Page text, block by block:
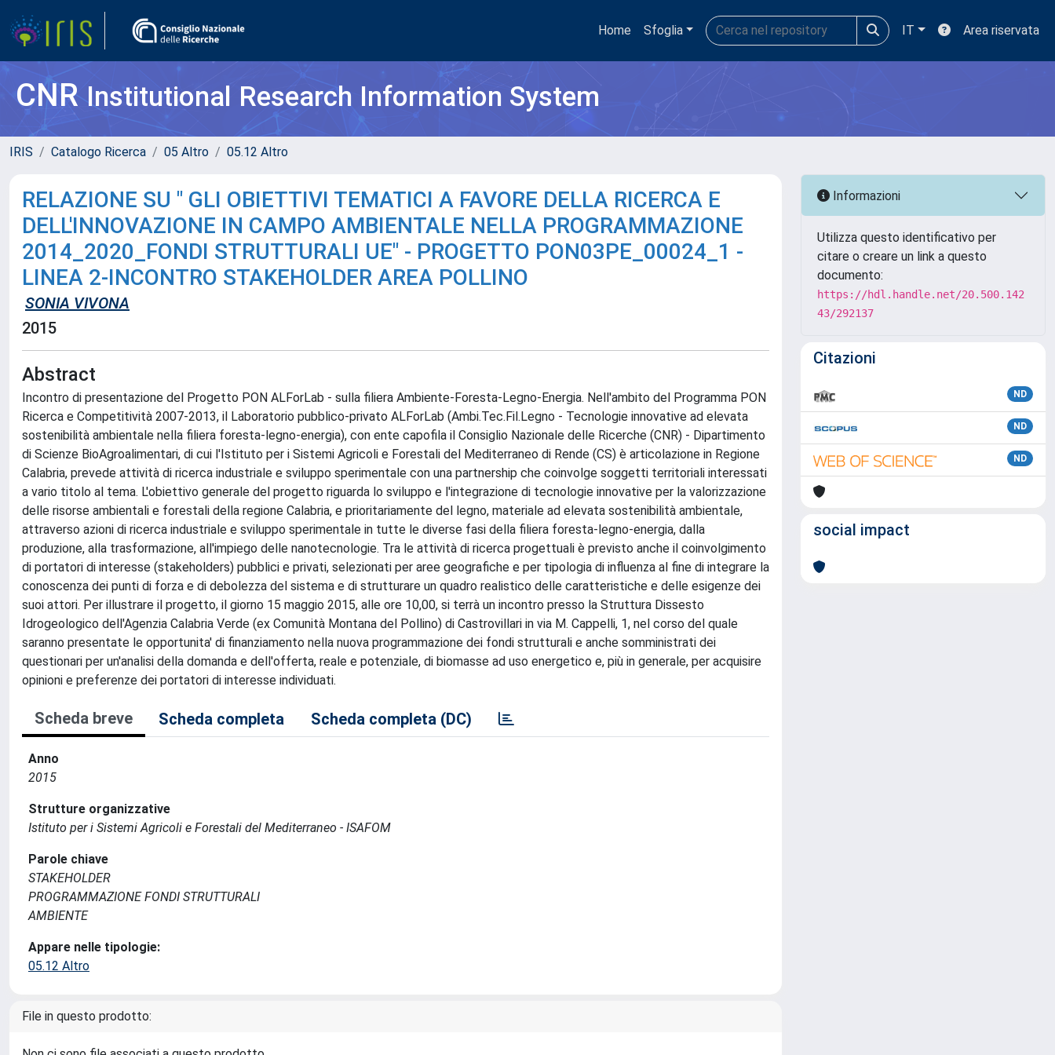
Home Sfoglia IT Area riservata
CNRInstitutional Research Information System
IRIS Catalogo Ricerca 05 Altro 05.12 Altro
RELAZIONE SU " GLI OBIETTIVI TEMATICI A FAVORE DELLA RICERCA E
DELL'INNOVAZIONE IN CAMPO AMBIENTALE NELLA PROGRAMMAZIONE
2014_2020_FONDI STRUTTURALI UE" - PROGETTO PON03PE_00024_1 -
LINEA 2-INCONTRO STAKEHOLDER AREA POLLINO
SONIA VIVONA
2015
Abstract
Incontro di presentazione del Progetto PON ALForLab - sulla filiera Ambiente-Foresta-Legno-Energia. Nell'ambito del Programma PON
Ricerca e Competitività 2007-2013, il Laboratorio pubblico-privato ALForLab (Ambi.Tec.Fil.Legno - Tecnologie innovative ad elevata
sostenibilità ambientale nella filiera foresta-legno-energia), con ente capofila il Consiglio Nazionale delle Ricerche (CNR) - Dipartimento
di Scienze BioAgroalimentari, di cui l'Istituto per i Sistemi Agricoli e Forestali del Mediterraneo di Rende (CS) è articolazione in Regione
Calabria, prevede attività di ricerca industriale e sviluppo sperimentale con una partnership che coinvolge soggetti territoriali interessati
a vario titolo al tema. L'obiettivo generale del progetto riguarda lo sviluppo e l'integrazione di tecnologie innovative per la valorizzazione
delle risorse ambientali e forestali della regione Calabria, e prioritariamente del legno, materiale ad elevata sostenibilità ambientale,
attraverso azioni di ricerca industriale e sviluppo sperimentale in tutte le diverse fasi della filiera foresta-legno-energia, dalla
produzione, alla trasformazione, all'impiego delle nanotecnologie. Tra le attività di ricerca progettuali è previsto anche il coinvolgimento
di portatori di interesse (stakeholders) pubblici e privati, selezionati per aree geografiche e per tipologia di influenza al fine di integrare la
conoscenza dei punti di forza e di debolezza del sistema e di strutturare un quadro realistico delle caratteristiche e delle esigenze dei
suoi attori. Per illustrare il progetto, il giorno 15 maggio 2015, alle ore 10,00, si terrà un incontro presso la Struttura Dissesto
Idrogeologico dell'Agenzia Calabria Verde (ex Comunità Montana del Pollino) di Castrovillari in via M. Cappelli, 1, nel corso del quale
saranno presentate le opportunita' di finanziamento nella nuova programmazione dei fondi strutturali e anche somministrati dei
questionari per un'analisi della domanda e dell'offerta, reale e potenziale, di biomasse ad uso energetico e, più in generale, per acquisire
opinioni e preferenze dei portatori di interesse individuati.
Scheda breve Scheda completa Scheda completa (DC)
Anno
2015
Strutture organizzative
Istituto per i Sistemi Agricoli e Forestali del Mediterraneo - ISAFOM
Parole chiave
STAKEHOLDER
PROGRAMMAZIONE FONDI STRUTTURALI
AMBIENTE
Appare nelle tipologie:
05.12 Altro
File in questo prodotto:
Informazioni
Utilizza questo identificativo per
citare o creare un link a questo
documento:
https://hdl.handle.net/20.500.142
43/292137
Citazioni
ND
ND
ND
social impact